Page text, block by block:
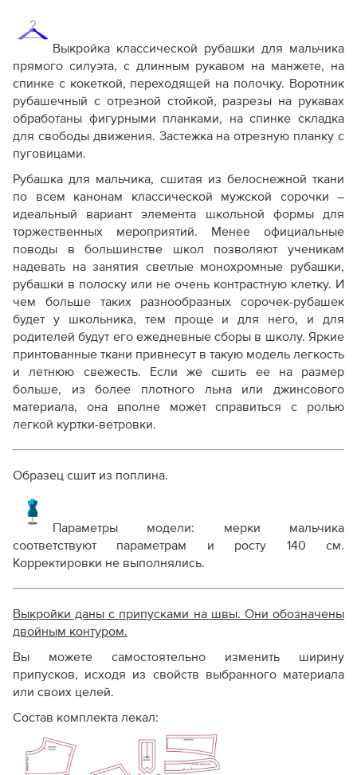
Дополнение к технологии пошива
Как распечатывать выкройки
Как скорректировать готовую выкройку по росту
Выкройка классической рубашки для мальчика
прямого силуэта, с длинным рукавом на манжете, на
спинке с кокеткой, переходящей на полочку. Воротник
рубашечный с отрезной стойкой, разрезы на рукавах
обработаны фигурными планками, на спинке складка
для свободы движения. Застежка на отрезную планку с
пуговицами.
Рубашка для мальчика, сшитая из белоснежной ткани
по всем канонам классической мужской сорочки –
идеальный вариант элемента школьной формы для
торжественных мероприятий. Менее официальные
поводы в большинстве школ позволяют ученикам
надевать на занятия светлые монохромные рубашки,
рубашки в полоску или не очень контрастную клетку. И
чем больше таких разнообразных сорочек-рубашек
будет у школьника, тем проще и для него, и для
родителей будут его ежедневные сборы в школу. Яркие
принтованные ткани привнесут в такую модель легкость
и летнюю свежесть. Если же сшить ее на размер
больше, из более плотного льна или джинсового
материала, она вполне может справиться с ролью
легкой куртки-ветровки.
Образец сшит из поплина.
Параметры модели: мерки мальчика
соответствуют параметрам и росту 140 см.
Корректировки не выполнялись.
Выкройки даны с припусками на швы. Они обозначены
двойным контуром.
Вы можете самостоятельно изменить ширину
припусков, исходя из свойств выбранного материала
или своих целей.
Состав комплекта лекал: